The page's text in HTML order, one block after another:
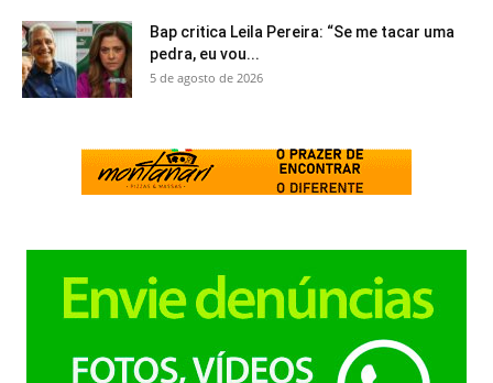
Bap critica Leila Pereira: “Se me tacar uma
pedra, eu vou...
5 de agosto de 2026